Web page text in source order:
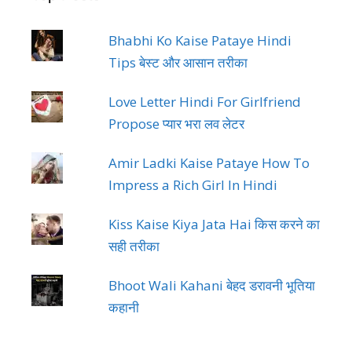
Bhabhi Ko Kaise Pataye Hindi
Tips बेस्ट और आसान तरीका
Love Letter Hindi For Girlfriend
Propose प्यार भरा लव लेटर
Amir Ladki Kaise Pataye How To
Impress a Rich Girl In Hindi
Kiss Kaise Kiya Jata Hai किस करने का
सही तरीका
Bhoot Wali Kahani बेहद डरावनी भूतिया
कहानी